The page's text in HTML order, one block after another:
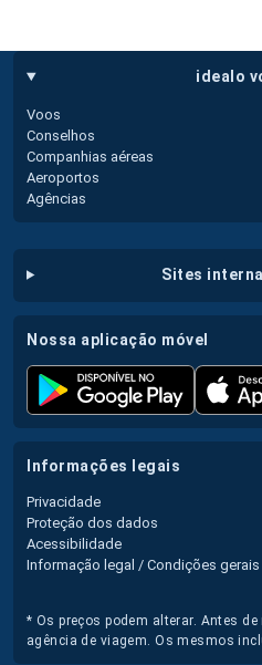
idealo
Voos
Conselhos
Companhias aéreas
Aeroportos
Agências
sites
nossa aplicação móvel
informações legais
Privacidade
Proteção dos dados
Acessibilidade
Informação legal / Condições
* Os preços podem alterar. Antes
agência de viagem. Os mesmos